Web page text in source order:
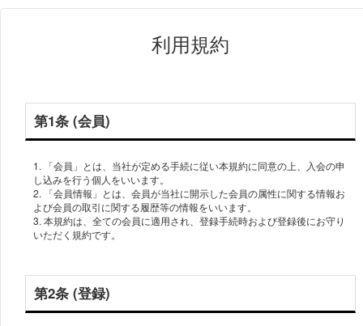
利用規約
第1条 (会員)
1. 「会員」とは、当社が定める手続に従い本規約に同意の上、入会の申
し込みを行う個人をいいます。
2. 「会員情報」とは、会員が当社に開示した会員の属性に関する情報お
よび会員の取引に関する履歴等の情報をいいます。
3. 本規約は、全ての会員に適用され、登録手続時および登録後にお守り
いただく規約です。
第2条 (登録)